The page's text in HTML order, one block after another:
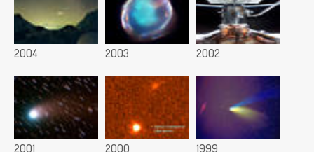
2004 2003 2002
2001 2000 1999